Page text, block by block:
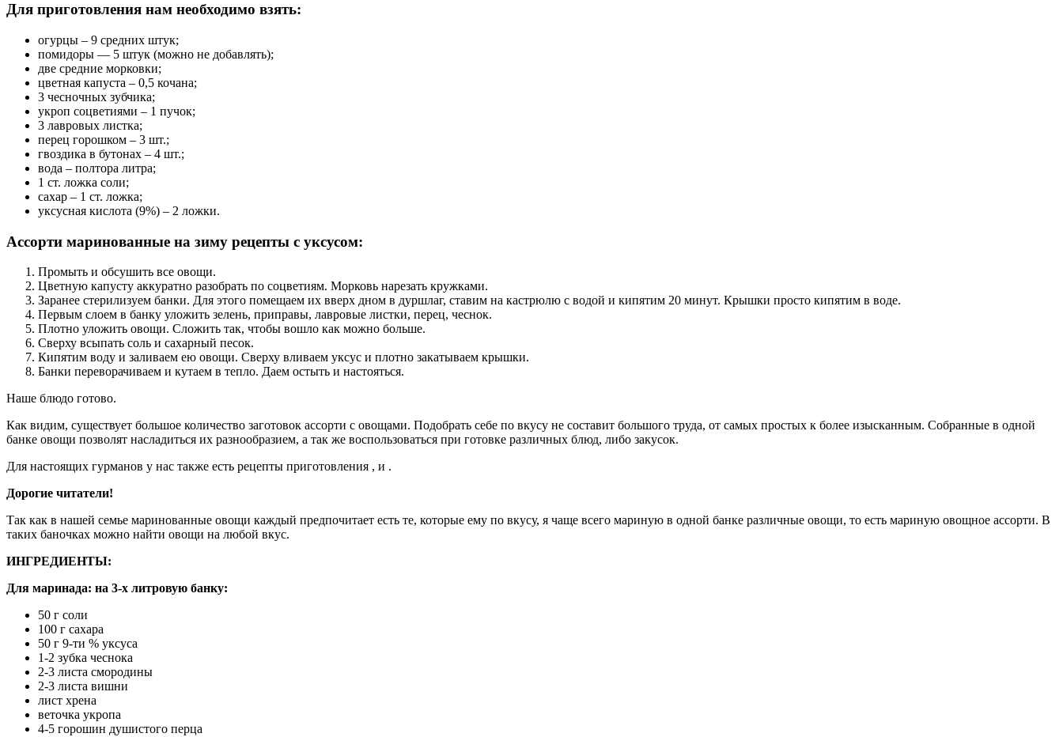
Для приготовления нам необходимо взять:
огурцы – 9 средних штук;
помидоры — 5 штук (можно не добавлять);
две средние морковки;
цветная капуста – 0,5 кочана;
3 чесночных зубчика;
укроп соцветиями – 1 пучок;
3 лавровых листка;
перец горошком – 3 шт.;
гвоздика в бутонах – 4 шт.;
вода – полтора литра;
1 ст. ложка соли;
сахар – 1 ст. ложка;
уксусная кислота (9%) – 2 ложки.
Ассорти маринованные на зиму рецепты с уксусом:
Промыть и обсушить все овощи.
Цветную капусту аккуратно разобрать по соцветиям. Морковь нарезать кружками.
Заранее стерилизуем банки. Для этого помещаем их вверх дном в дуршлаг, ставим на кастрюлю с водой и кипятим 20 минут. Крышки просто кипятим в воде.
Первым слоем в банку уложить зелень, приправы, лавровые листки, перец, чеснок.
Плотно уложить овощи. Сложить так, чтобы вошло как можно больше.
Сверху всыпать соль и сахарный песок.
Кипятим воду и заливаем ею овощи. Сверху вливаем уксус и плотно закатываем крышки.
Банки переворачиваем и кутаем в тепло. Даем остыть и настояться.
Наше блюдо готово.
Как видим, существует большое количество заготовок ассорти с овощами. Подобрать себе по вкусу не составит большого труда, от самых простых к более изысканным. Собранные в одной
банке овощи позволят насладиться их разнообразием, а так же воспользоваться при готовке различных блюд, либо закусок.
Для настоящих гурманов у нас также есть рецепты приготовления , и .
Дорогие читатели!
Так как в нашей семье маринованные овощи каждый предпочитает есть те, которые ему по вкусу, я чаще всего мариную в одной банке различные овощи, то есть мариную овощное ассорти. В
таких баночках можно найти овощи на любой вкус.
ИНГРЕДИЕНТЫ:
Для маринада: на 3-х литровую банку:
50 г соли
100 г сахара
50 г 9-ти % уксуса
1-2 зубка чеснока
2-3 листа смородины
2-3 листа вишни
лист хрена
веточка укропа
4-5 горошин душистого перца